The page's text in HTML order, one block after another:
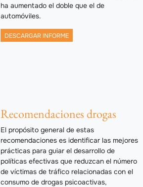
ha aumentado el doble que el de
automóviles.
DESCARGAR INFORME
Recomendaciones drogas
El propósito general de estas
recomendaciones es identificar las mejores
prácticas para guiar el desarrollo de
políticas efectivas que reduzcan el número
de víctimas de tráfico relacionadas con el
consumo de drogas psicoactivas,